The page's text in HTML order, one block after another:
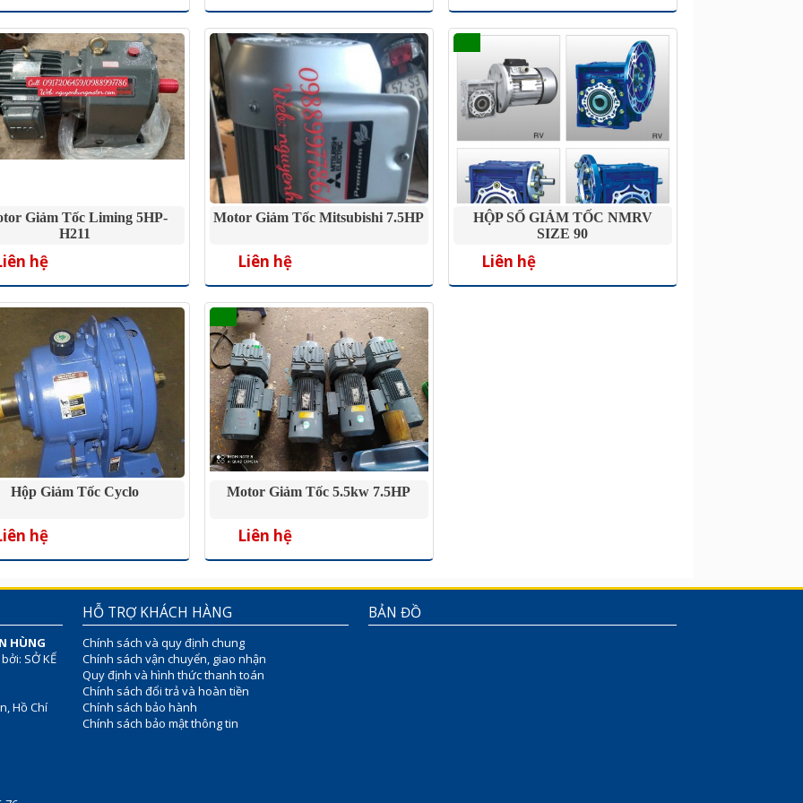
Giảm Tốc Liming 5HP-
H211
hệ
Motor Giảm Tốc Mitsubishi 7.5HP
Liên hệ
HỘP SỐ GIẢM TỐC NMRV
SIZE 90
Liên hệ
Hộp Giảm Tốc Cyclo
hệ
Motor Giảm Tốc 5.5kw 7.5HP
Liên hệ
HÙNG
SỞ KẾ
Hồ Chí
HỖ TRỢ KHÁCH HÀNG
Chính sách và quy định chung
Chính sách vận chuyển, giao nhận
Quy định và hình thức thanh toán
Chính sách đổi trả và hoàn tiền
Chính sách bảo hành
Chính sách bảo mật thông tin
BẢN ĐỒ